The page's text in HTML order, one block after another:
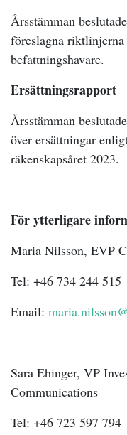
Årsstämman
föreslagna
befattningshavare.
Ersättningsrapport
Årsstämman
över ersättningar
räkenskapsåret 2023.
För ytterligare
Maria Nilsson, EVP
Tel: +46 734 244 515
Email:
Sara Ehinger, VP
Communications
Tel: +46 723 597 794